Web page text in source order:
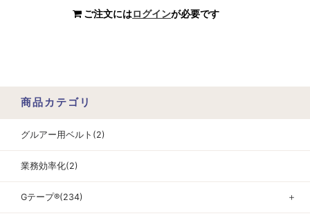
ご注文にはログインが必要です
商品カテゴリ
グルアー用ベルト(2)
業務効率化(2)
Gテープ®(234) ＋